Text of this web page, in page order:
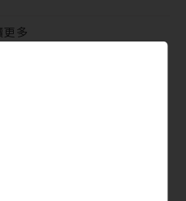
》、《那些塵埃落下的地
聽爸爸說童年》、《陪媽
我，走過波麗路》、《走
靈魂的城市》，報導文學
更多
顏
遆廣凱